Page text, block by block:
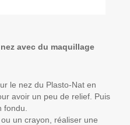
avec du maquillage
le nez du Plasto-Nat en
avoir un peu de relief. Puis
un crayon, réaliser une